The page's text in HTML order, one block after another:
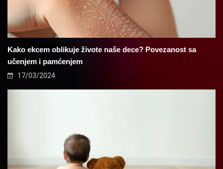
Kako ekcem oblikuje živote naše dece? Povezanost sa
učenjem i pamćenjem
17/03/2024